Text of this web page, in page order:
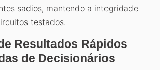
sadios, mantendo a integridade
testados.
Resultados Rápidos
de Decisionários